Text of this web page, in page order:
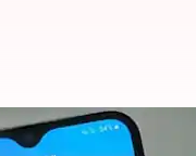
करने में